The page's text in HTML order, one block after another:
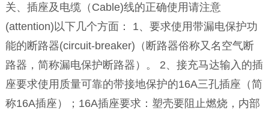
关、插座及电缆（Cable)线的正确使用请注意
(attention)以下几个方面： 1、要求使用带漏电保护功
能的断路器(circuit-breaker)（断路器俗称又名空气断
路器，简称漏电保护断路器）。 2、接充马达输入的插
座要求使用质量可靠的带接地保护的16A三孔插座（简
称16A插座）；16A插座要求：塑壳要阻止燃烧，内部